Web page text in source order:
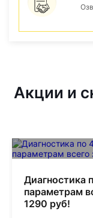
Акции и
Диагностика
параметрам
1290 руб!